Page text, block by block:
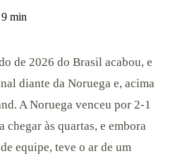
min
de 2026 do Brasil acabou, e
diante da Noruega e, acima
A Noruega venceu por 2-1
às quartas, e embora
equipe, teve o ar de um